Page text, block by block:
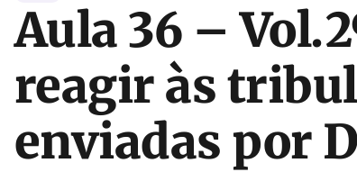
Aula 36 –
reagir às
enviadas por